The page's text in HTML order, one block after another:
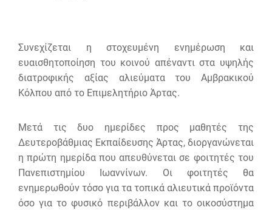
Συνεχίζεται η στοχευμένη ενημέρωση και
ευαισθητοποίηση του κοινού απέναντι στα υψηλής
διατροφικής αξίας αλιεύματα του Αμβρακικού
Κόλπου από το Επιμελητήριο Άρτας.
Μετά τις δυο ημερίδες προς μαθητές της
Δευτεροβάθμιας Εκπαίδευσης Άρτας, διοργανώνεται
η πρώτη ημερίδα που απευθύνεται σε φοιτητές του
Πανεπιστημίου Ιωαννίνων. Οι φοιτητές θα
ενημερωθούν τόσο για τα τοπικά αλιευτικά προϊόντα
όσο για το φυσικό περιβάλλον και το οικοσύστημα